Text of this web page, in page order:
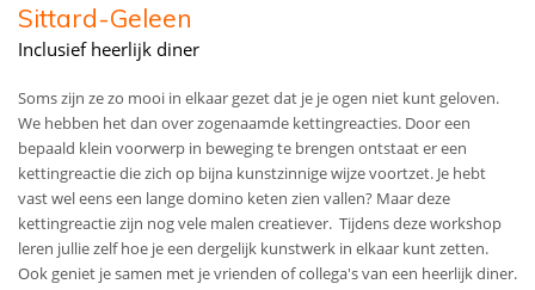
Sittard-Geleen
Inclusief heerlijk diner
Soms zijn ze zo mooi in elkaar gezet dat je je ogen niet kunt geloven.
We hebben het dan over zogenaamde kettingreacties. Door een
bepaald klein voorwerp in beweging te brengen ontstaat er een
kettingreactie die zich op bijna kunstzinnige wijze voortzet. Je hebt
vast wel eens een lange domino keten zien vallen? Maar deze
kettingreactie zijn nog vele malen creatiever. Tijdens deze workshop
leren jullie zelf hoe je een dergelijk kunstwerk in elkaar kunt zetten.
Ook geniet je samen met je vrienden of collega's van een heerlijk diner.